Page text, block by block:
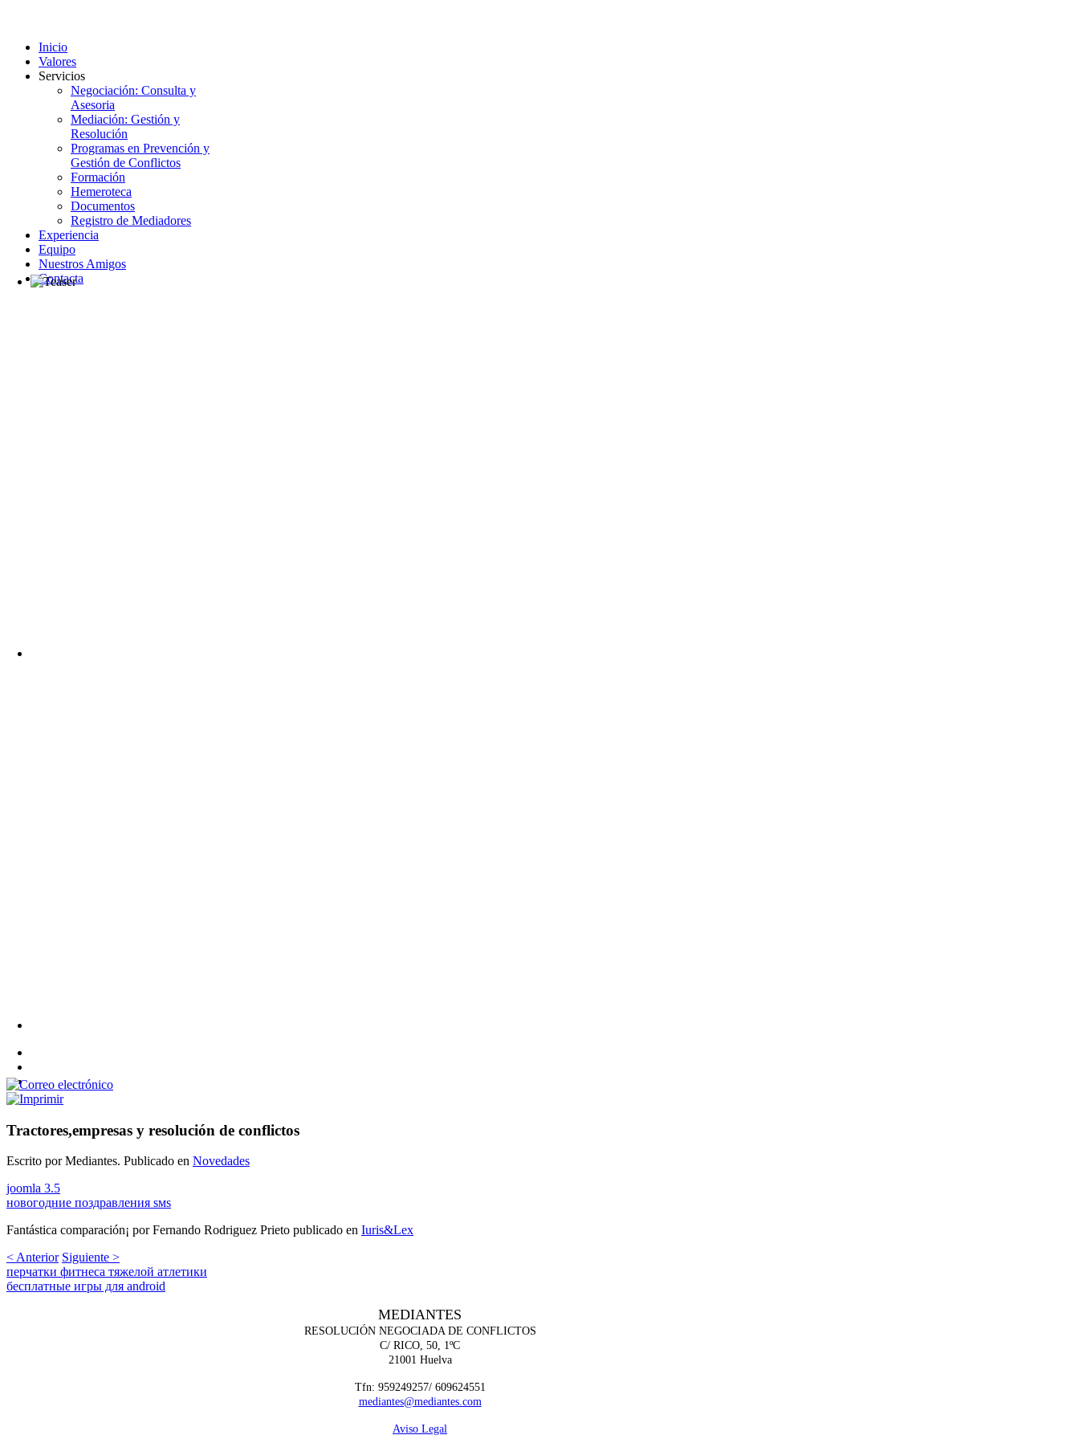
Inicio
Valores
Servicios
Negociación: Consulta y
Asesoria
Mediación: Gestión y
Resolución
Programas en Prevención y
Gestión de Conflictos
Formación
Hemeroteca
Documentos
Registro de Mediadores
Experiencia
Equipo
Nuestros Amigos
Contacta
Tractores,empresas y resolución de conflictos
Escrito por Mediantes. Publicado en Novedades
joomla 3.5
новогодние поздравления sмs
Fantástica comparación¡ por Fernando Rodriguez Prieto publicado en Iuris&Lex
< Anterior Siguiente >
перчатки фитнеса тяжелой атлетики
бесплатные игры для android
MEDIANTES
RESOLUCIÓN NEGOCIADA DE CONFLICTOS
C/ RICO, 50, 1ºC
21001 Huelva
Tfn: 959249257/ 609624551
mediantes@mediantes.com
Aviso Legal